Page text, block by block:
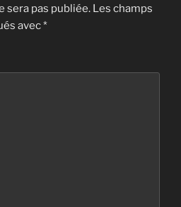
sera pas publiée. Les champs
avec*